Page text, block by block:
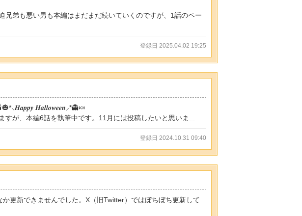
兄弟も悪い男も本編はまだまだ続いていくのですが、1話のペー
登録日 2025.04.02 19:25
𝑯𝒂𝒍𝒍𝒐𝒘𝒆𝒆𝒏⸝*👻🍬
が、本編6話を執筆中です。11月には投稿したいと思いま...
登録日 2024.10.31 09:40
更新できませんでした。X（旧Twitter）ではぼちぼち更新して